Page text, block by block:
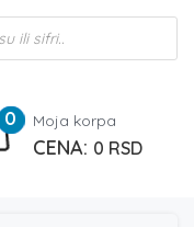
0 Moja korpa
0 RSD